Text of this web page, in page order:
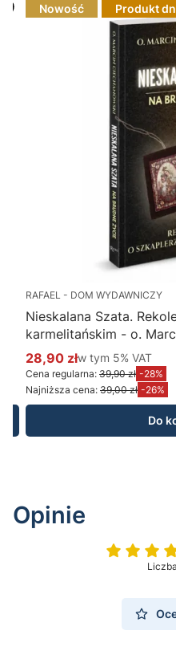
Nowość Produkt
RAFAEL - DOM WYDAWNICZY
Nieskalana Szata.
karmelitańskim - o.
Cena promocyjna brutto
28,90 złw tym %s VAT
w tym 5% VAT
Cena regularna: 39,90 zł -28%
Najniższa cena: 39,00 zł -26%
Do
Opinie